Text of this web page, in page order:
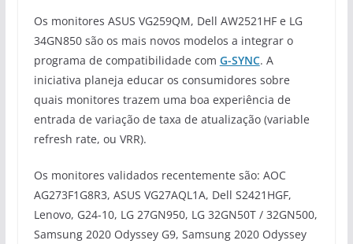
Os monitores ASUS VG259QM, Dell AW2521HF e LG
34GN850 são os mais novos modelos a integrar o
programa de compatibilidade com G-SYNC. A
iniciativa planeja educar os consumidores sobre
quais monitores trazem uma boa experiência de
entrada de variação de taxa de atualização (variable
refresh rate, ou VRR).
Os monitores validados recentemente são: AOC
AG273F1G8R3, ASUS VG27AQL1A, Dell S2421HGF,
Lenovo, G24-10, LG 27GN950, LG 32GN50T / 32GN500,
Samsung 2020 Odyssey G9, Samsung 2020 Odyssey